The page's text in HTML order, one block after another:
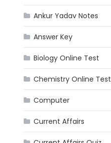
Ankur Yadav Notes
Answer Key
Biology Online Test
Chemistry Online Test
Computer
Current Affairs